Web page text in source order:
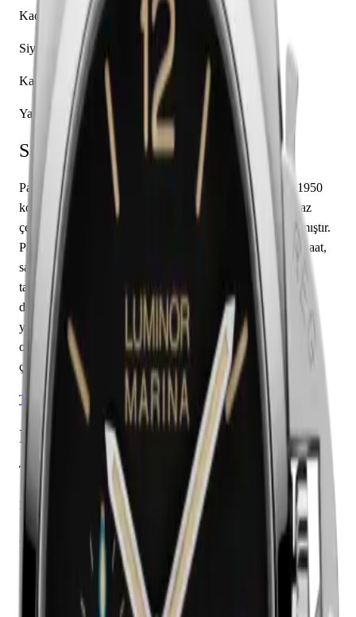
Kadran Rengi
Siyah
Kasa Şekli
Yastık
Saat Hakkında
Panerai Luminor 1950 PAM01392, markanın Luminor 1950
koleksiyonuna ait bir kol saati modelidir. Saatin paslanmaz
çelik kasası 42.00 mm çapa sahip olup safir cam kullanılmıştır.
Panerai caliber P.9010 mekanizma ile donatılmış olan bu saat,
saat, dakika özelliklerine sahiptir. Kadran siyah renkte
tasarlanmış olup karışık indekslerle tamamlanmıştır. Teknik
detaylarında 300.00 m su geçirmezlik, 13.20 mm kasa
yüksekliği, açık arka kapak öne çıkmaktadır. Sınırlı üretim
olarak piyasaya sunulan bu model, koleksiyonerlerin ilgisini
çekmektedir.
Tüm Panerai Modelleri
Detaylı Teknik Özellikler
Temel Bilgiler
Marka
Koleksiyon
Luminor 1950
PAM01392